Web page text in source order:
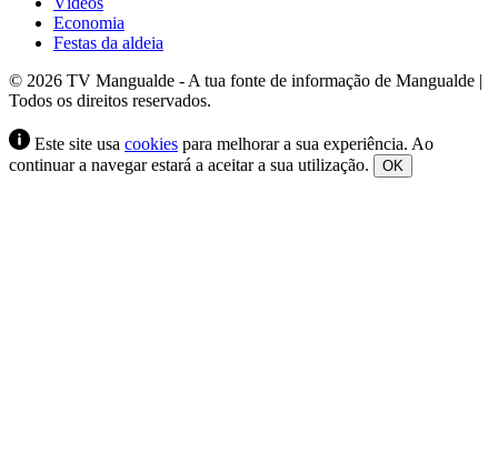
Economia
Festas da aldeia
© 2026 TV Mangualde - A tua fonte de informação de Mangualde |
Todos os direitos reservados.
Este site usa cookies para melhorar a sua experiência. Ao
continuar a navegar estará a aceitar a sua utilização.
OK